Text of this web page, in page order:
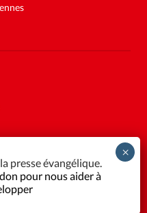
presse évangélique.
pour nous aider à